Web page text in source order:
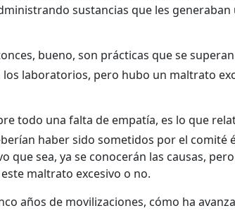
sustancias que les
bueno, son prácticas que se
laboratorios, pero hubo un maltrato
todo una falta de empatía, es lo que
haber sido sometidos por el comité
que sea, ya se conocerán las causas,
maltrato excesivo o no.
años de movilizaciones, cómo ha